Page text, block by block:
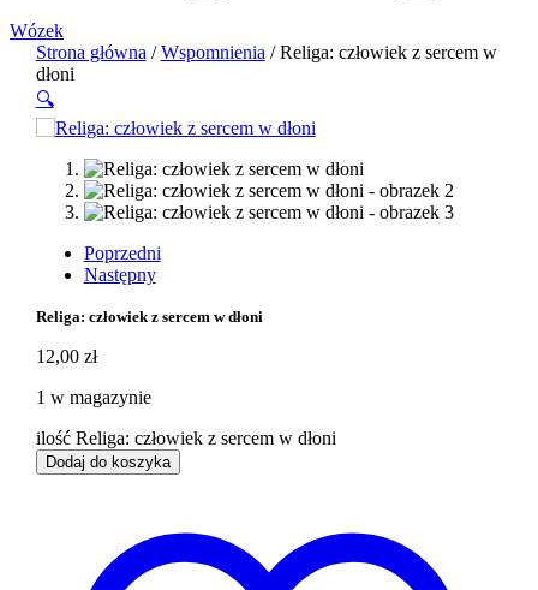
Wózek
Strona główna /Wspomnienia / Religa: człowiek z sercem w
dłoni
🔍
Poprzedni
Następny
Religa: człowiek z sercem w dłoni
12,00 zł
1 w magazynie
ilość Religa: człowiek z sercem w dłoni
Dodaj do koszyka